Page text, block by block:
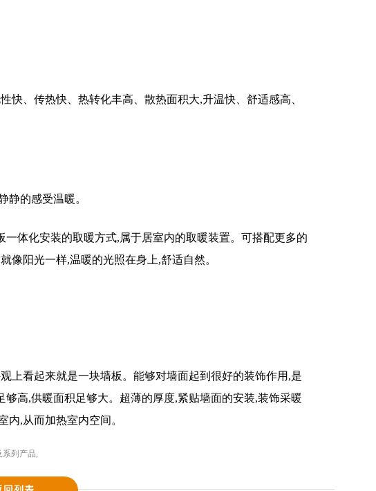
快、传热快、热转化丰高、散热面积大,升温快、舒适感高、
静的感受温暖。
体化安装的取暖方式,属于居室内的取暖装置。可搭配更多的
像阳光一样,温暖的光照在身上,舒适自然。
上看起来就是一块墙板。能够对墙面起到很好的装饰作用,是
高,供暖面积足够大。超薄的厚度,紧贴墙面的安装,装饰采暖
内,从而加热室内空间。
系列产品,